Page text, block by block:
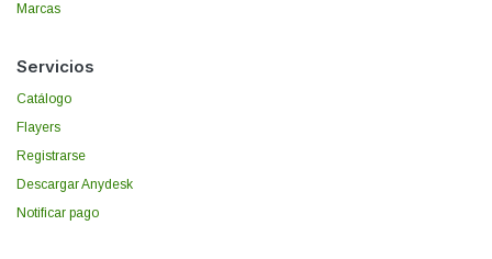
Marcas
Servicios
Catálogo
Flayers
Registrarse
Descargar Anydesk
Notificar pago